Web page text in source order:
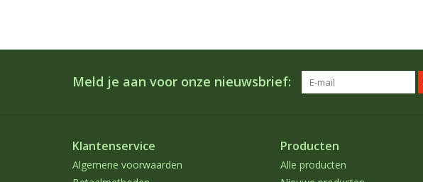
Meld je aan voor onze nieuwsbrief:
Klantenservice
Algemene voorwaarden
Producten
Alle producten